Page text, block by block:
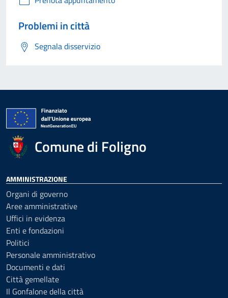
Problemi in città
Segnala disservizio
Comune di Foligno
AMMINISTRAZIONE
Organi di governo
Aree amministrative
Uffici in evidenza
Enti e fondazioni
Politici
Personale amministrativo
Documenti e dati
Città gemellate
Il Gonfalone della città